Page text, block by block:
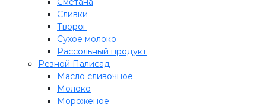
Сливки
Творог
Сухое молоко
Рассольный продукт
Резной Палисад
Масло сливочное
Молоко
Мороженое